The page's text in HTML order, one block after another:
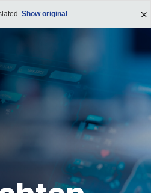
Show original